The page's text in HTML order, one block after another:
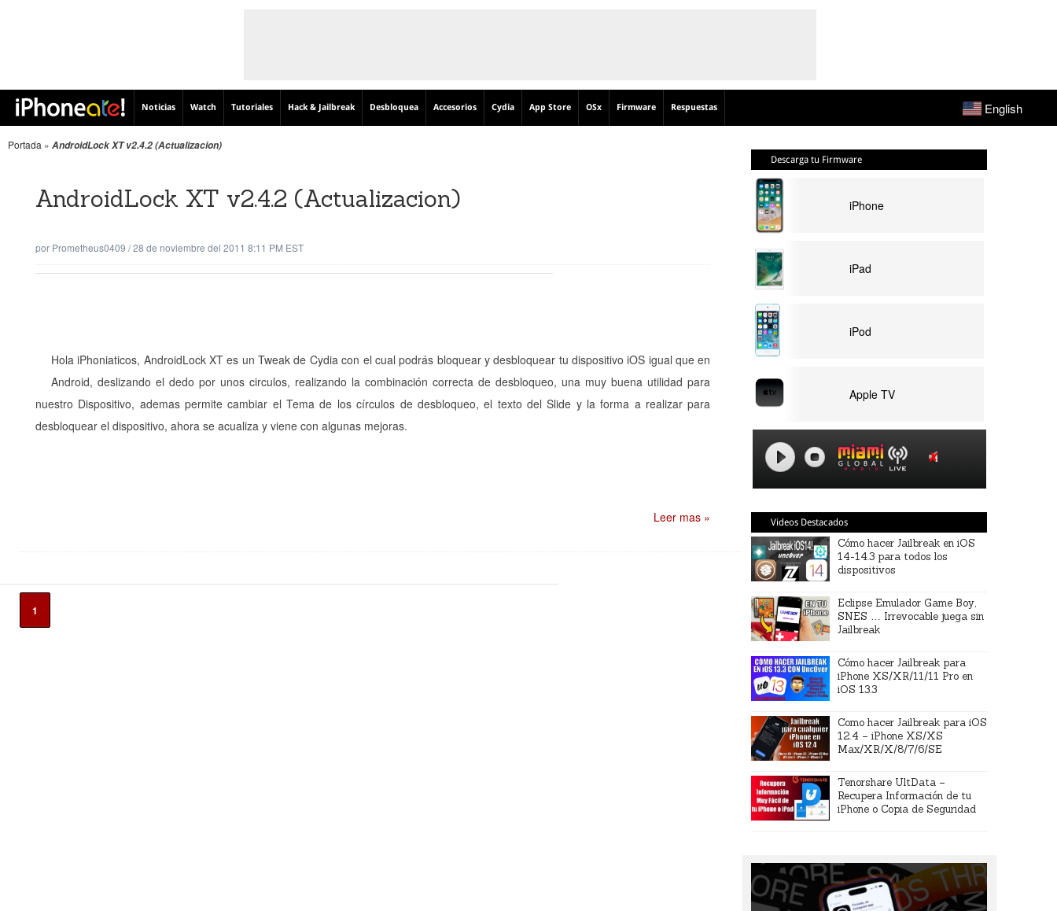
Noticias Watch Tutoriales Hack & Jailbreak Desbloquea Accesorios Cydia App Store OSx Firmware Respuestas English
Portada » AndroidLock XT v2.4.2 (Actualizacion)
AndroidLock XT v2.4.2 (Actualizacion)
por Prometheus0409 /28 de noviembre del 2011 8:11 PM EST
Hola iPhoniaticos, AndroidLock XT es un Tweak de Cydia con el cual podrás bloquear y desbloquear tu dispositivo iOS igual que en
Android, deslizando el dedo por unos circulos, realizando la combinación correcta de desbloqueo, una muy buena utilidad para
nuestro Dispositivo, ademas permite cambiar el Tema de los círculos de desbloqueo, el texto del Slide y la forma a realizar para
desbloquear el dispositivo, ahora se acualiza y viene con algunas mejoras.
Leer mas »
1
Descarga tu Firmware
iPhone
iPad
iPod
Apple TV
Videos Destacados
Cómo hacer Jailbreak en iOS
14-14.3 para todos los
dispositivos
Eclipse Emulador Game Boy,
SNES … Irrevocable juega sin
Jailbreak
Cómo hacer Jailbreak para
iPhone XS/XR/11/11 Pro en
iOS 13.3
Como hacer Jailbreak para iOS
12.4 – iPhone XS/XS
Max/XR/X/8/7/6/SE
Tenorshare UltData –
Recupera Información de tu
iPhone o Copia de Seguridad